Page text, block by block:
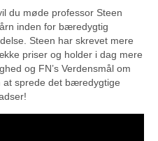
du møde professor Steen
inden for bæredygtig
Steen har skrevet mere
priser og holder i dag mere
og FN’s Verdensmål om
at sprede det bæredygtige